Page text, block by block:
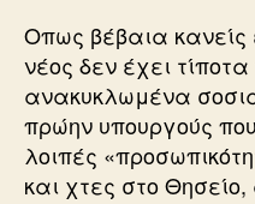
Οπως βέβαια
νέος δεν έχει
ανακυκλωμένα
πρώην υπουργούς
λοιπές
και χτες στο